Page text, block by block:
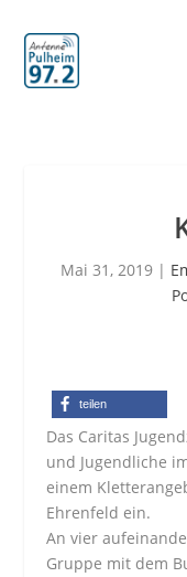
Mai 31, 2019|
teilen
Das Caritas
und Jugendliche
einem
Ehrenfeld ein.
An vier
Gruppe mit dem